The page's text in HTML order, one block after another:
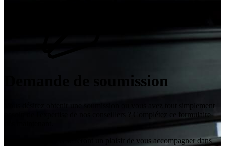
Demande de soumission
Vous désirez obtenir une soumission ou vous avez tout simplement
besoin de l'expertise de nos conseillers ? Complétez ce formulaire
Nos professionnels se feront un plaisir de vous accompagner dans